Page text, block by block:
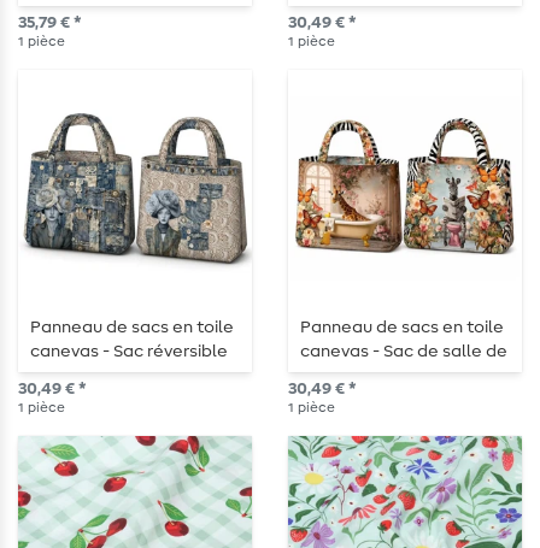
numérique Jeans
35,79 € *
1 pièce
en impression numérique
avec numéros
30,49 € *
1 pièce
Panneau de sacs en toile
canevas - Sac réversible
avec impression
numérique « Lace Jeans »
30,49 € *
1 pièce
Panneau de sacs en toile
canevas - Sac de salle de
bain réversible avec
impression numérique
30,49 € *
1 pièce